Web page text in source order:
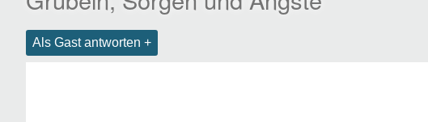
Als Gast antworten +